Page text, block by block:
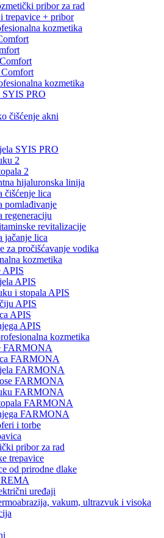
pribor za rad
trepavice + pribor
kozmetika
Comfort
kozmetika
SYIS PRO
čišćenje akni
SYIS PRO
2
2
hijaluronska linija
čišćenje lica
pomlađivanje
regeneraciju
revitalizacije
jačanje lica
za pročišćavanje vodika
kozmetika
APIS
APIS
i stopala APIS
APIS
APIS
APIS
kozmetika
FARMONA
FARMONA
FARMONA
FARMONA
FARMONA
FARMONA
FARMONA
i torbe
pribor za rad
trepavice
od prirodne dlake
uređaji
vakum, ultrazvuk i visoka